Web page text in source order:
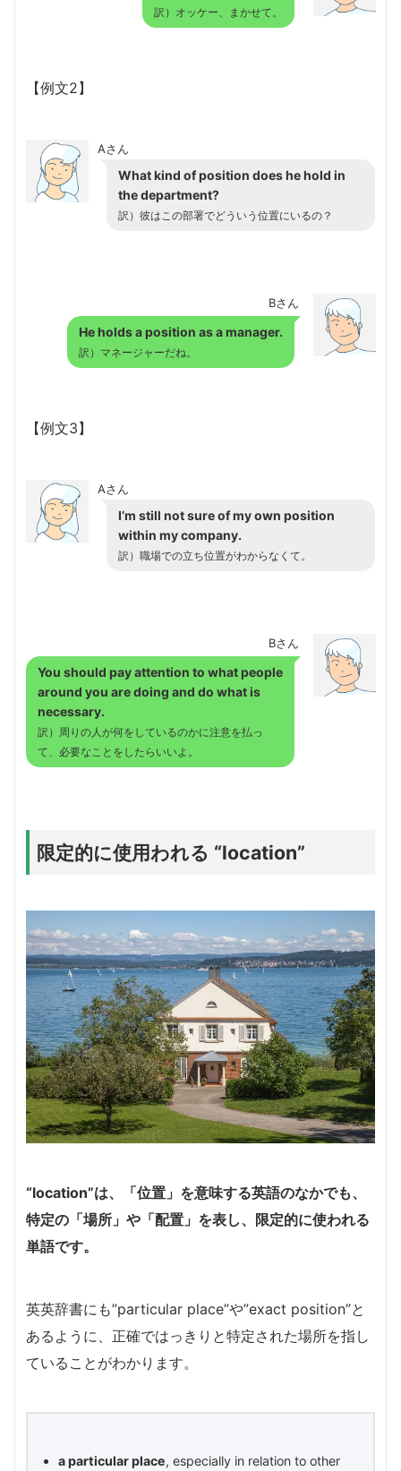
訳）オッケー、まかせて。
【例文2】
Aさん
What kind of position does he hold in
the department?
訳）彼はこの部署でどういう位置にいるの？
Bさん
He holds a position as a manager.
訳）マネージャーだね。
【例文3】
Aさん
I’m still not sure of my own position
within my company.
訳）職場での立ち位置がわからなくて。
Bさん
You should pay attention to what people
around you are doing and do what is
necessary.
訳）周りの人が何をしているのかに注意を払っ
て、必要なことをしたらいいよ。
限定的に使用われる “location”
“location”は、「位置」を意味する英語のなかでも、
特定の「場所」や「配置」を表し、限定的に使われる
単語です。
英英辞書にも”particular place”や”exact position”と
あるように、正確ではっきりと特定された場所を指し
ていることがわかります。
a particular place, especially in relation to other